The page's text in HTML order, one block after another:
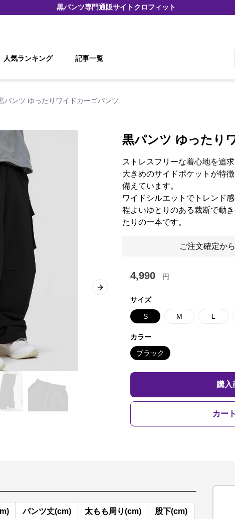
黒パンツ専門通販サイトクロフィット
人気ランキング 記事一覧
パンツ ゆったりワイドカーゴパンツ
Next slide
黒パンツ ゆったり
ストレスフリーな着心地を追
大きめのサイドポケットが特
備えています。
ワイドシルエットでトレンド
程よいゆとりのある裁断で動
たりの一本です。
ご注文確定か
4,990 円
サイズ
S M L
カラー
ブラック
購入
カー
パンツ丈(cm) 太もも周り(cm) 股下(cm)